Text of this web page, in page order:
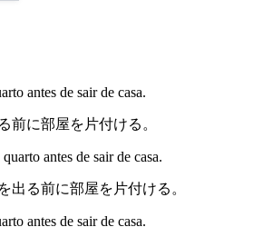
antes de sair de casa.
前に部屋を片付ける。
antes de sair de casa.
出る前に部屋を片付ける。
antes de sair de casa.